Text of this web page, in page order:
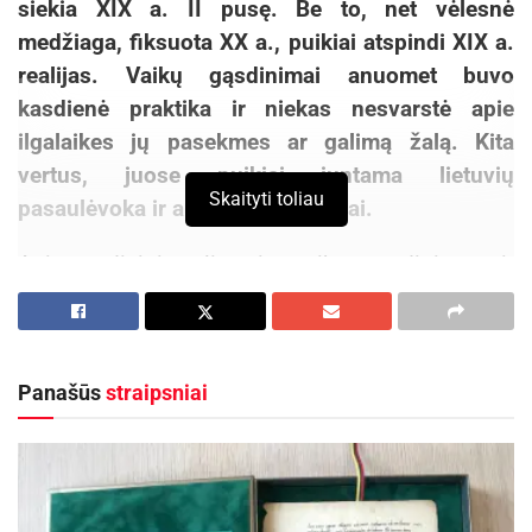
siekia XIX a. II pusę. Be to, net vėlesnė
medžiaga, fiksuota XX a., puikiai atspindi XIX a.
realijas. Vaikų gąsdinimai anuomet buvo
kasdienė praktika ir niekas nesvarstė apie
ilgalaikes jų pasekmes ar galimą žalą. Kita
vertus, juose puikiai juntama lietuvių
pasaulėvoka ir auklėjimo principai.
Apie tradicinius lietuvių vaikų gąsdinimus ir
šiuolaikines jų atmainas – pokalbis su Vilniaus
universiteto etnologijos krypties doktorante Vita
temaVaikų mitinės baimės lietuvių kultūroje
Nors kiek pakitusios formos, vaikų gąsdinimai
aktualūs ir XIX, ir XXI a. Koks tokių gąsdinimų
Skaityti toliau
Panašūsstraipsniai